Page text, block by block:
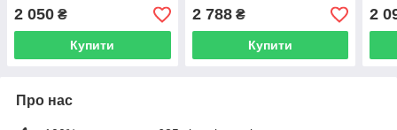
2 050 ₴
Купити
2 788₴
Купити
2
Про нас